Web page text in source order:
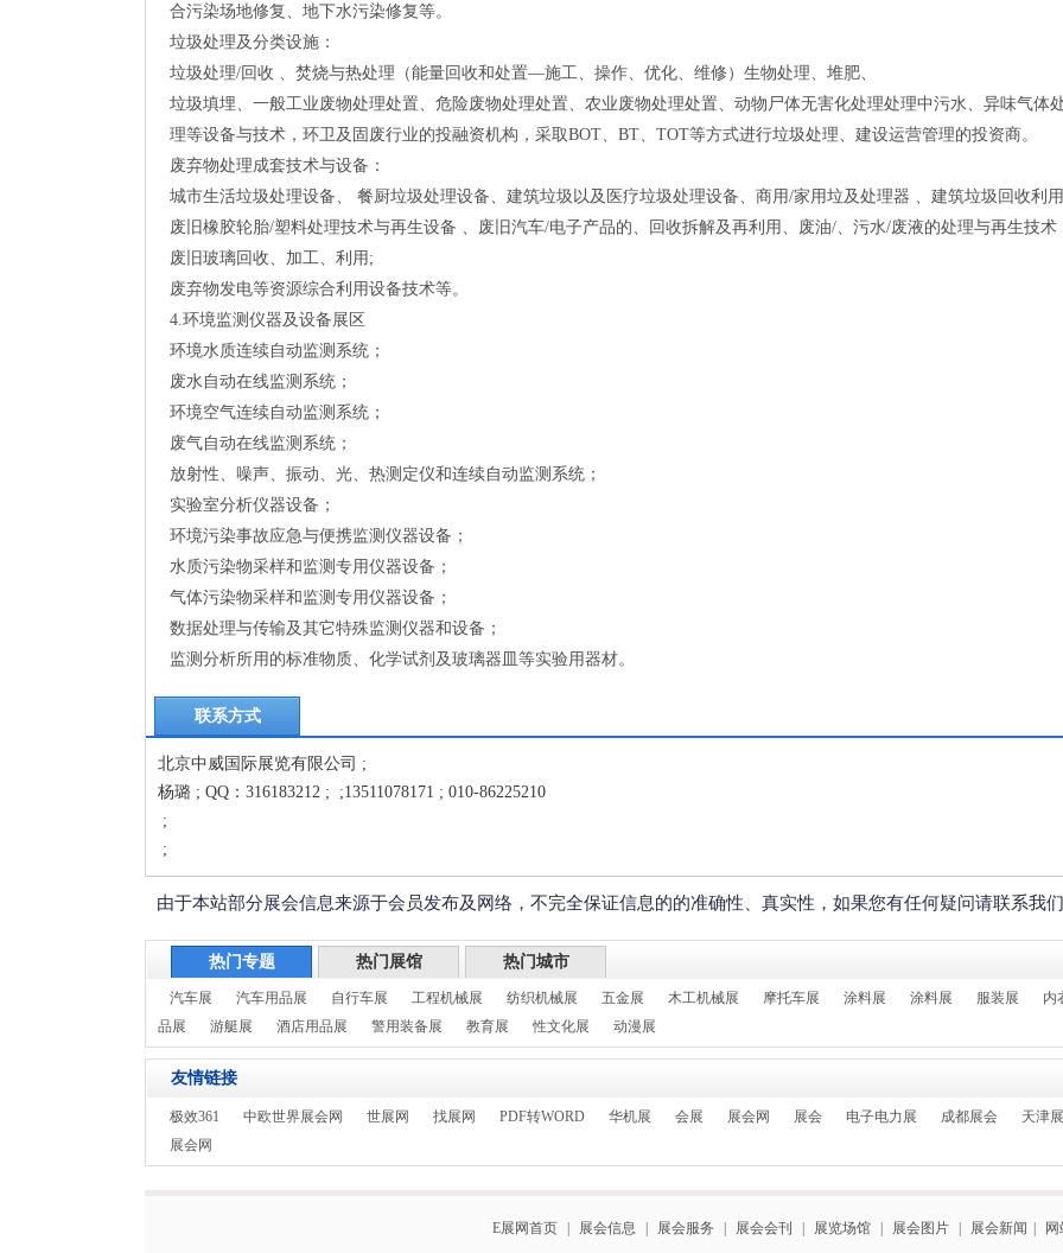
合污染场地修复、地下水污染修复等。
垃圾处理及分类设施：
垃圾处理/回收 、焚烧与热处理（能量回收和处置—施工、操作、优化、维修）生物处理、堆肥、
垃圾填埋、一般工业废物处理处置、危险废物处理处置、农业废物处理处置、动物尸体无害化处理处理中污水、异味气体
理等设备与技术，环卫及固废行业的投融资机构，采取BOT、BT、TOT等方式进行垃圾处理、建设运营管理的投资商。
废弃物处理成套技术与设备：
城市生活垃圾处理设备、 餐厨垃圾处理设备、建筑垃圾以及医疗垃圾处理设备、商用/家用垃及处理器 、建筑垃圾回收利用
废旧橡胶轮胎/塑料处理技术与再生设备 、废旧汽车/电子产品的、回收拆解及再利用、废油/、污水/废液的处理与再生技术
废旧玻璃回收、加工、利用;
废弃物发电等资源综合利用设备技术等。
4.环境监测仪器及设备展区
环境水质连续自动监测系统；
废水自动在线监测系统；
环境空气连续自动监测系统；
废气自动在线监测系统；
放射性、噪声、振动、光、热测定仪和连续自动监测系统；
实验室分析仪器设备；
环境污染事故应急与便携监测仪器设备；
水质污染物采样和监测专用仪器设备；
气体污染物采样和监测专用仪器设备；
数据处理与传输及其它特殊监测仪器和设备；
监测分析所用的标准物质、化学试剂及玻璃器皿等实验用器材。
联系方式
北京中威国际展览有限公司 ;
杨璐 ; QQ：316183212 ; ;13511078171 ; 010-86225210
;
;
由于本站部分展会信息来源于会员发布及网络，不完全保证信息的的准确性、真实性，如果您有任何疑问请联系我们
热门专题 热门展馆 热门城市
汽车展 汽车用品展 自行车展 工程机械展 纺织机械展 五金展 木工机械展 摩托车展 涂料展 涂料展 服装展 内
品展
游艇展 酒店用品展 警用装备展 教育展 性文化展 动漫展
友情链接
极效361 中欧世界展会网 世展网 找展网 PDF转WORD 华机展 会展 展会网 展会 电子电力展 成都展会 天津
展会网
E展网首页 展会信息 展会服务 展会会刊 展览场馆 展会图片 展会新闻